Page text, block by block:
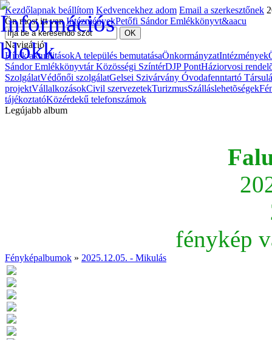
Kezdőlapnak beállítom Kedvencekhez adom Email a szerkesztőnek
Ön most itt van IntézményekPetőfi Sándor Emlékkönyvt&aacu
Navigáció
Hírek aktualitásokA település bemutatásaÖnkormányzatIntézmények
Sándor Emlékkönyvtár Közösségi SzíntérDJP PontHáziorvosi
SzolgálatVédőnői szolgálatGelsei Szivárvány Óvodafenntartó
projektVállalkozásokCivil szervezetekTurizmusSzálláslehetõségek
tájékoztatóKözérdekű telefonszámok
Legújabb album
fénykép
Fényképalbumok » 2025.12.05. - Mikulás